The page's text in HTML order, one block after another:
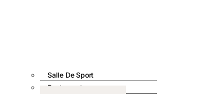
Salle De Sport
Restaurant